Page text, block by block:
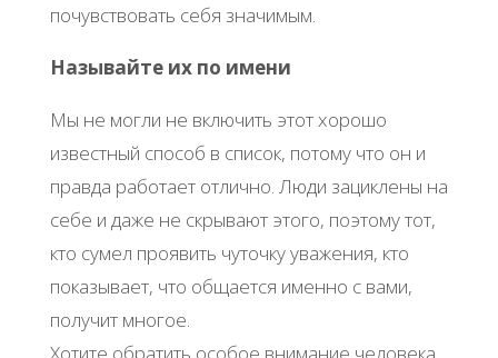
почувствовать себя значимым.
Называйте их по имени
Мы не могли не включить этот хорошо
известный способ в список, потому что он и
правда работает отлично. Люди зациклены на
себе и даже не скрывают этого, поэтому тот,
кто сумел проявить чуточку уважения, кто
показывает, что общается именно с вами,
получит многое.
Хотите обратить особое внимание человека